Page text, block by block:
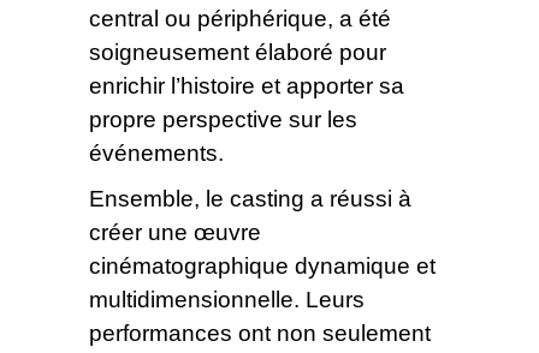
central ou périphérique, a été
soigneusement élaboré pour
enrichir l’histoire et apporter sa
propre perspective sur les
événements.
Ensemble, le casting a réussi à
créer une œuvre
cinématographique dynamique et
multidimensionnelle. Leurs
performances ont non seulement